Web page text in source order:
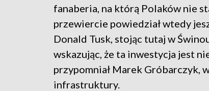
fanaberia, na którą Polaków nie
przewiercie powiedział wtedy
Donald Tusk, stojąc tutaj w
wskazując, że ta inwestycja jest
przypomniał Marek Gróbarczyk,
infrastruktury.